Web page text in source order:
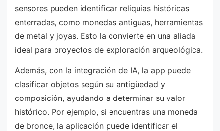
sensores pueden identificar reliquias históricas
enterradas, como monedas antiguas, herramientas
de metal y joyas. Esto la convierte en una aliada
ideal para proyectos de exploración arqueológica.
Además, con la integración de IA, la app puede
clasificar objetos según su antigüedad y
composición, ayudando a determinar su valor
histórico. Por ejemplo, si encuentras una moneda
de bronce, la aplicación puede identificar el